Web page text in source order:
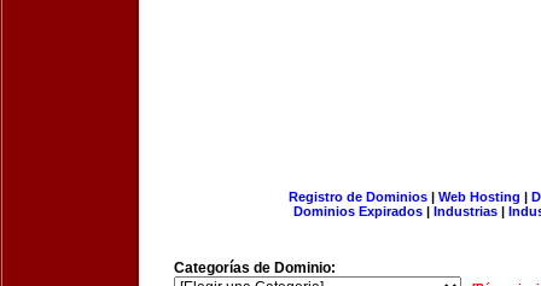
Registro de Dominios| Web Hosting |
Dominios Expirados | Industrias |
Categorías de Dominio: